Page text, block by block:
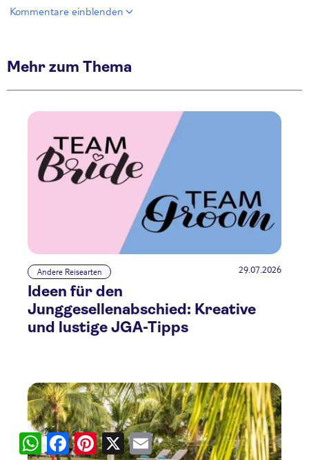
Kommentare einblenden
Mehr zum Thema
Andere Reisearten 29.07.2026
Ideen für den
Junggesellenabschied: Kreative
und lustige JGA-Tipps
WhatsAppFacebookPinterest
X Email